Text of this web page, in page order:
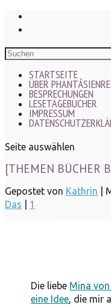
STARTSEITE
ÜBER
BESPRECHUNGEN
LESETAGEBÜCHER
IMPRESSUM
Seite auswählen
[THEMEN BÜCHER
Gepostet von Kathrin
Das
1
Die liebe Mina
eine Idee, die mir